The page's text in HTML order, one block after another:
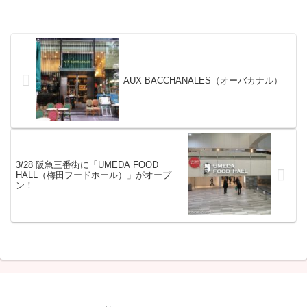
AUX BACCHANALES（オーバカナル）
3/28 阪急三番街に「UMEDA FOOD
HALL（梅田フードホール）」がオープ
ン！